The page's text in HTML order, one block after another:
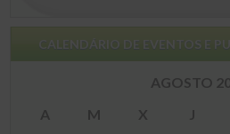
CALENDÁRIO DE EVENTOS E
AGOSTO
A
M X J